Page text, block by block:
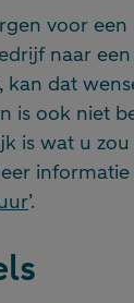
voor een
naar
dat
is ook niet
is wat u
’.